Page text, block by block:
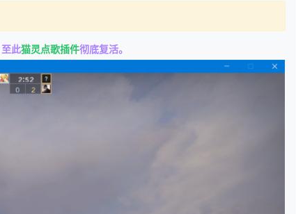
此猫灵点歌插件彻底复活。